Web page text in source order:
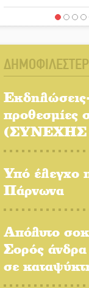
Τα
Το
Η
προθεσμίες
Υπό έλεγχο
Πάρνωνα
Απόλυτο
Σορός
σε